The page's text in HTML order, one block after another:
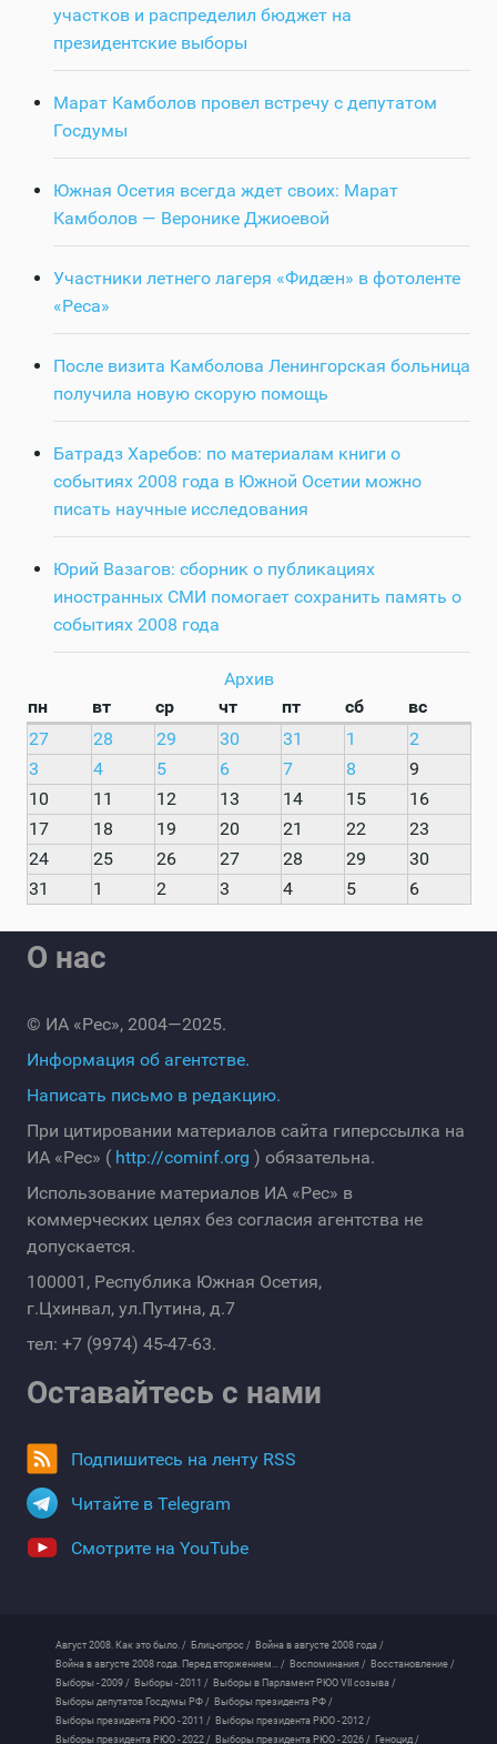
участков и распределил бюджет на
президентские выборы
Марат Камболов провел встречу с депутатом
Госдумы
Южная Осетия всегда ждет своих: Марат
Камболов — Веронике Джиоевой
Участники летнего лагеря «Фидӕн» в фотоленте
«Реса»
После визита Камболова Ленингорская больница
получила новую скорую помощь
Батрадз Харебов: по материалам книги о
событиях 2008 года в Южной Осетии можно
писать научные исследования
Юрий Вазагов: сборник о публикациях
иностранных СМИ помогает сохранить память о
событиях 2008 года
Архив
пн
вт ср чт пт сб
вс
27
28 29 30 31 1
2
3
4 5 6 7 8
9
10
11 12 13 14 15
16
17
18 19 20 21 22
23
24
25 26 27 28 29
30
31
1 2 3 4 5 6
О нас
© ИА «Рес», 2004—2025.
Информация об агентстве.
Написать письмо в редакцию.
При цитировании материалов сайта гиперссылка на
ИА «Рес» ( http://cominf.org ) обязательна.
Использование материалов ИА «Рес» в
коммерческих целях без согласия агентства не
допускается.
100001, Республика Южная Осетия,
г.Цхинвал, ул.Путина, д.7
тел: +7 (9974) 45-47-63.
Оставайтесь с нами
Подпишитесь на ленту RSS
Читайте в Telegram
Смотрите на YouTube
Август 2008. Как это было. / Блиц-опрос / Война в августе 2008 года /
Война в августе 2008 года. Перед вторжением... / Воспоминания / Восстановление /
Выборы - 2009 / Выборы - 2011 / Выборы в Парламент РЮО VII созыва /
Выборы депутатов Госдумы РФ / Выборы президента РФ /
Выборы президента РЮО - 2011 / Выборы президента РЮО - 2012 /
Выборы президента РЮО - 2022 / Выборы президента РЮО - 2026 / Геноцид /